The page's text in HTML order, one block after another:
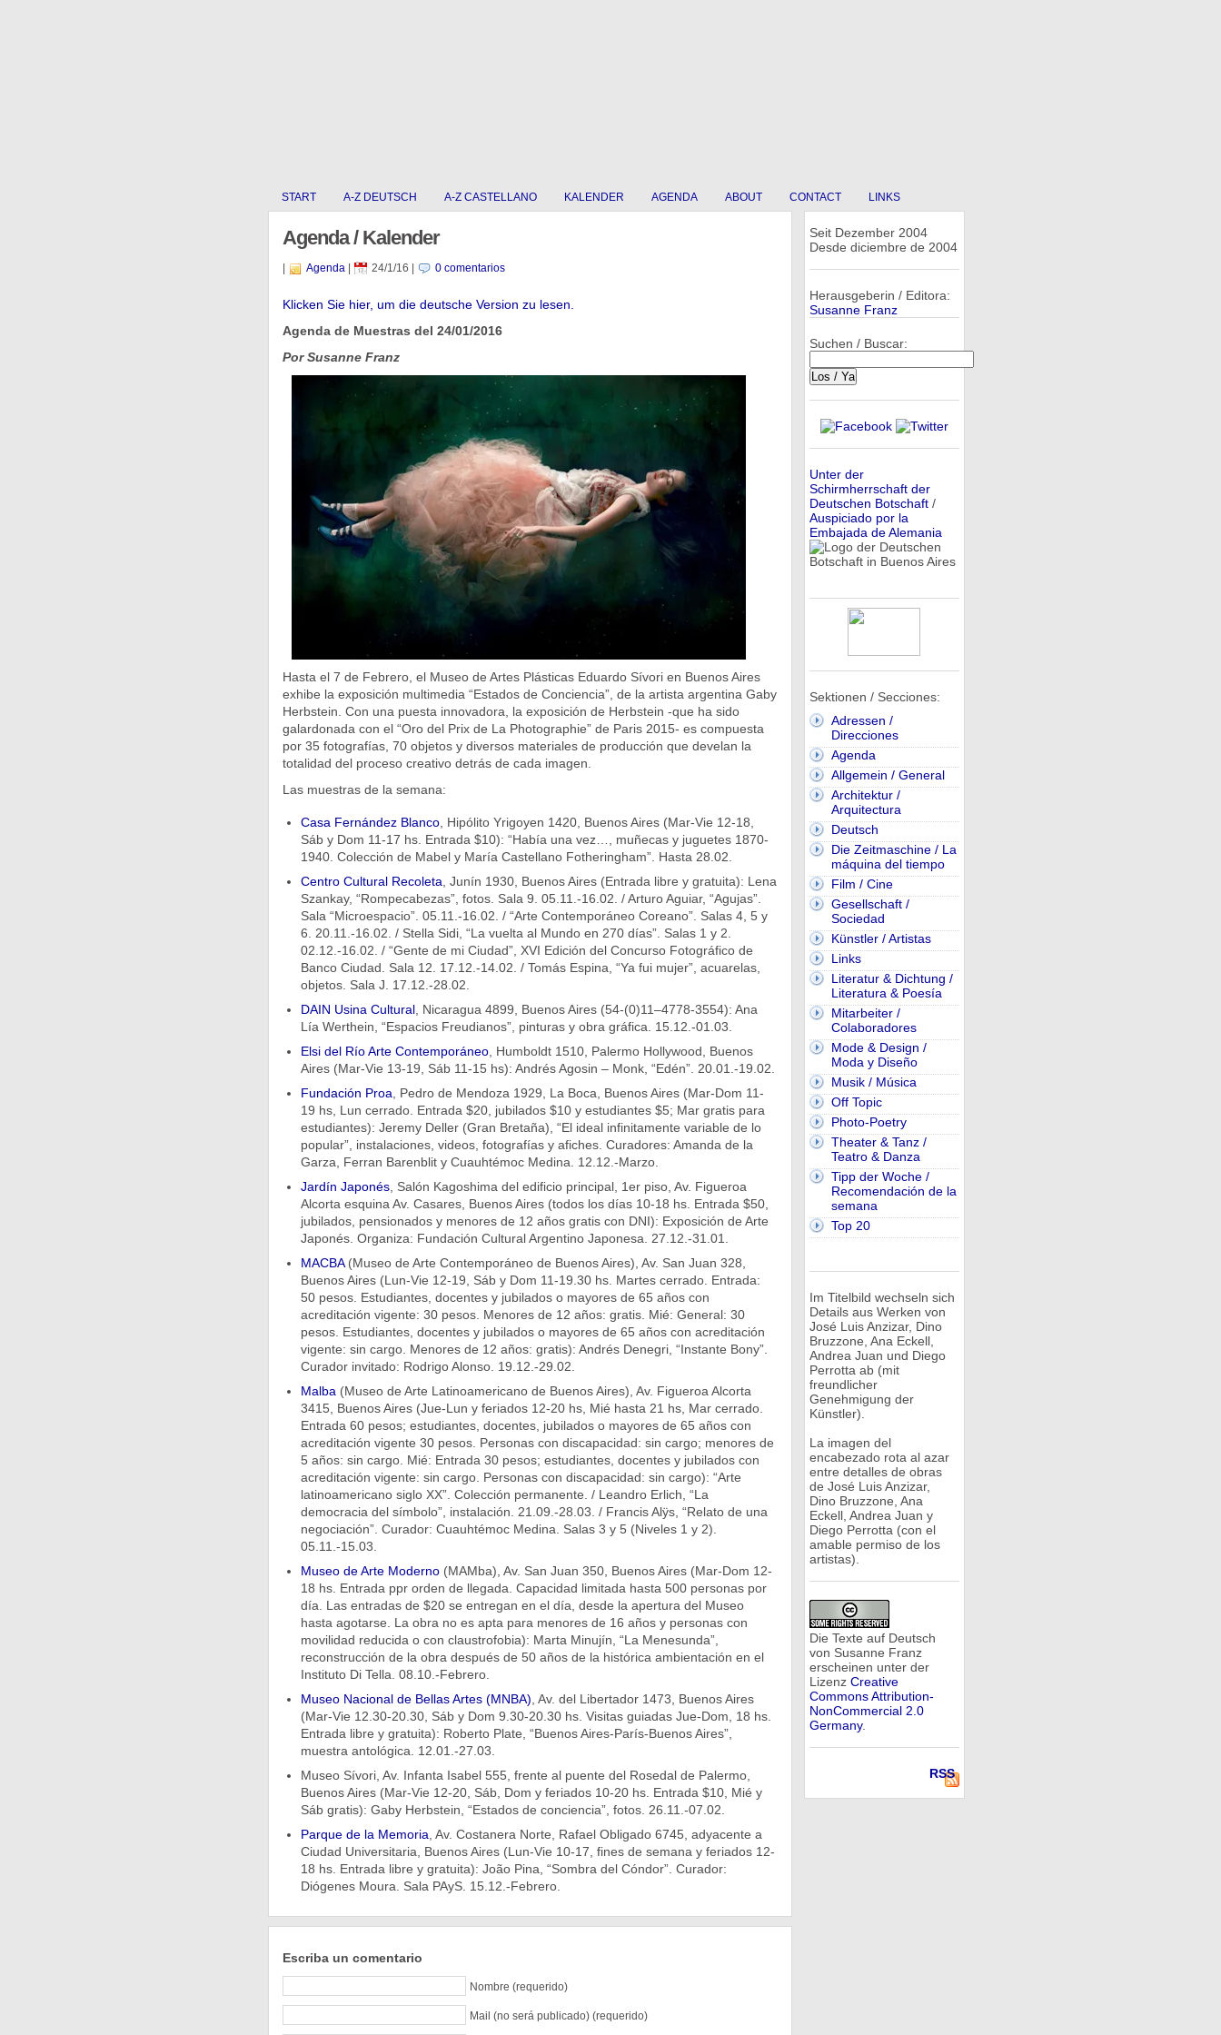
START A-Z DEUTSCH A-Z CASTELLANO KALENDER AGENDA ABOUT CONTACT LINKS
Agenda / Kalender
Agenda| 24/1/16 0 comentarios
Klicken Sie hier, um die deutsche Version zu lesen.
Agenda de Muestras del 24/01/2016
Por Susanne Franz
Hasta el 7 de Febrero, el Museo de Artes Plásticas Eduardo Sívori en Buenos Aires
exhibe la exposición multimedia “Estados de Conciencia”, de la artista argentina Gaby
Herbstein. Con una puesta innovadora, la exposición de Herbstein -que ha sido
galardonada con el “Oro del Prix de La Photographie” de Paris 2015- es compuesta
por 35 fotografías, 70 objetos y diversos materiales de producción que develan la
totalidad del proceso creativo detrás de cada imagen.
Las muestras de la semana:
Casa Fernández Blanco, Hipólito Yrigoyen 1420, Buenos Aires (Mar-Vie 12-18,
Sáb y Dom 11-17 hs. Entrada $10): “Había una vez…, muñecas y juguetes 1870-
1940. Colección de Mabel y María Castellano Fotheringham”. Hasta 28.02.
Centro Cultural Recoleta , Juní­n 1930, Buenos Aires (Entrada libre y gratuita): Lena
Szankay, “Rompecabezas”, fotos. Sala 9. 05.11.-16.02. / Arturo Aguiar, “Agujas”.
Sala “Microespacio”. 05.11.-16.02. / “Arte Contemporáneo Coreano”. Salas 4, 5 y
6. 20.11.-16.02. / Stella Sidi, “La vuelta al Mundo en 270 días”. Salas 1 y 2.
02.12.-16.02. / “Gente de mi Ciudad”, XVI Edición del Concurso Fotográfico de
Banco Ciudad. Sala 12. 17.12.-14.02. / Tomás Espina, “Ya fui mujer”, acuarelas,
objetos. Sala J. 17.12.-28.02.
DAIN Usina Cultural, Nicaragua 4899, Buenos Aires (54-(0)11–4778-3554): Ana
Lía Werthein, “Espacios Freudianos”, pinturas y obra gráfica. 15.12.-01.03.
Elsi del Río Arte Contemporáneo, Humboldt 1510, Palermo Hollywood, Buenos
Aires (Mar-Vie 13-19, Sáb 11-15 hs): Andrés Agosin – Monk, “Edén”. 20.01.-19.02.
Fundación Proa , Pedro de Mendoza 1929, La Boca, Buenos Aires (Mar-Dom 11-
19 hs, Lun cerrado. Entrada $20, jubilados $10 y estudiantes $5; Mar gratis para
estudiantes): Jeremy Deller (Gran Bretaña), “El ideal infinitamente variable de lo
popular”, instalaciones, videos, fotografías y afiches. Curadores: Amanda de la
Garza, Ferran Barenblit y Cuauhtémoc Medina. 12.12.-Marzo.
Jardín Japonés, Salón Kagoshima del edificio principal, 1er piso, Av. Figueroa
Alcorta esquina Av. Casares, Buenos Aires (todos los días 10-18 hs. Entrada $50,
jubilados, pensionados y menores de 12 años gratis con DNI): Exposición de Arte
Japonés. Organiza: Fundación Cultural Argentino Japonesa. 27.12.-31.01.
MACBA(Museo de Arte Contemporáneo de Buenos Aires), Av. San Juan 328,
Buenos Aires (Lun-Vie 12-19, Sáb y Dom 11-19.30 hs. Martes cerrado. Entrada:
50 pesos. Estudiantes, docentes y jubilados o mayores de 65 años con
acreditación vigente: 30 pesos. Menores de 12 años: gratis. Mié: General: 30
pesos. Estudiantes, docentes y jubilados o mayores de 65 años con acreditación
vigente: sin cargo. Menores de 12 años: gratis): Andrés Denegri, “Instante Bony”.
Curador invitado: Rodrigo Alonso. 19.12.-29.02.
Malba (Museo de Arte Latinoamericano de Buenos Aires), Av. Figueroa Alcorta
3415, Buenos Aires (Jue-Lun y feriados 12-20 hs, Mié hasta 21 hs, Mar cerrado.
Entrada 60 pesos; estudiantes, docentes, jubilados o mayores de 65 años con
acreditación vigente 30 pesos. Personas con discapacidad: sin cargo; menores de
5 años: sin cargo. Mié: Entrada 30 pesos; estudiantes, docentes y jubilados con
acreditación vigente: sin cargo. Personas con discapacidad: sin cargo): “Arte
latinoamericano siglo XX”. Colección permanente. / Leandro Erlich, “La
democracia del símbolo”, instalación. 21.09.-28.03. / Francis Alÿs, “Relato de una
negociación”. Curador: Cuauhtémoc Medina. Salas 3 y 5 (Niveles 1 y 2).
05.11.-15.03.
Museo de Arte Moderno(MAMba), Av. San Juan 350, Buenos Aires (Mar-Dom 12-
18 hs. Entrada ppr orden de llegada. Capacidad limitada hasta 500 personas por
día. Las entradas de $20 se entregan en el día, desde la apertura del Museo
hasta agotarse. La obra no es apta para menores de 16 años y personas con
movilidad reducida o con claustrofobia): Marta Minujín, “La Menesunda”,
reconstrucción de la obra después de 50 años de la histórica ambientación en el
Instituto Di Tella. 08.10.-Febrero.
Museo Nacional de Bellas Artes (MNBA) , Av. del Libertador 1473, Buenos Aires
(Mar-Vie 12.30-20.30, Sáb y Dom 9.30-20.30 hs. Visitas guiadas Jue-Dom, 18 hs.
Entrada libre y gratuita): Roberto Plate, “Buenos Aires-París-Buenos Aires”,
muestra antológica. 12.01.-27.03.
Museo Sívori, Av. Infanta Isabel 555, frente al puente del Rosedal de Palermo,
Buenos Aires (Mar-Vie 12-20, Sáb, Dom y feriados 10-20 hs. Entrada $10, Mié y
Sáb gratis): Gaby Herbstein, “Estados de conciencia”, fotos. 26.11.-07.02.
Parque de la Memoria , Av. Costanera Norte, Rafael Obligado 6745, adyacente a
Ciudad Universitaria, Buenos Aires (Lun-Vie 10-17, fines de semana y feriados 12-
18 hs. Entrada libre y gratuita): João Pina, “Sombra del Cóndor”. Curador:
Diógenes Moura. Sala PAyS. 15.12.-Febrero.
Escriba un comentario
Nombre (requerido)
Mail (no será publicado) (requerido)
Seit Dezember 2004
Desde diciembre de 2004
Herausgeberin / Editora:
Susanne Franz
Suchen / Buscar:
Unter der
Schirmherrschaft der
Deutschen Botschaft/
Auspiciado por la
Embajada de Alemania
Sektionen / Secciones:
Adressen /
Direcciones
Agenda
Allgemein / General
Architektur /
Arquitectura
Deutsch
Die Zeitmaschine / La
máquina del tiempo
Film / Cine
Gesellschaft /
Sociedad
Künstler / Artistas
Links
Literatur & Dichtung /
Literatura & Poesía
Mitarbeiter /
Colaboradores
Mode & Design /
Moda y Diseño
Musik / Música
Off Topic
Photo-Poetry
Theater & Tanz /
Teatro & Danza
Tipp der Woche /
Recomendación de la
semana
Top 20
Im Titelbild wechseln sich
Details aus Werken von
José Luis Anzizar, Dino
Bruzzone, Ana Eckell,
Andrea Juan und Diego
Perrotta ab (mit
freundlicher
Genehmigung der
Künstler).
La imagen del
encabezado rota al azar
entre detalles de obras
de José Luis Anzizar,
Dino Bruzzone, Ana
Eckell, Andrea Juan y
Diego Perrotta (con el
amable permiso de los
artistas).
Die Texte auf Deutsch
von Susanne Franz
erscheinen unter der
Lizenz Creative
Commons Attribution-
NonCommercial 2.0
Germany.
RSS